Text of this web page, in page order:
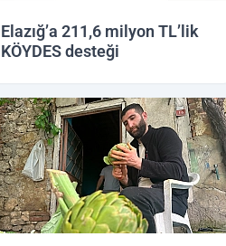
Elazığ’a 211,6 milyon TL’lik
KÖYDES desteği